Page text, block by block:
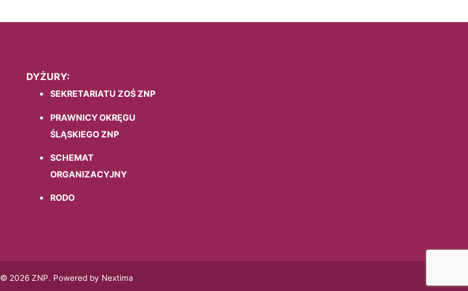
DYŻURY:
SEKRETARIATU ZOŚ ZNP
PRAWNICY OKRĘGU
ŚLĄSKIEGO ZNP
SCHEMAT
ORGANIZACYJNY
RODO
© 2026 ZNP. Powered by Nextima